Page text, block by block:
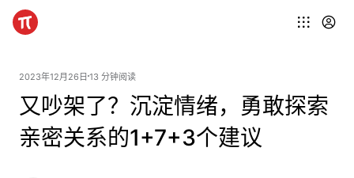
2023年12月26日 13 分钟阅读
又吵架了？沉淀情绪，勇敢探索
亲密关系的1+7+3个建议